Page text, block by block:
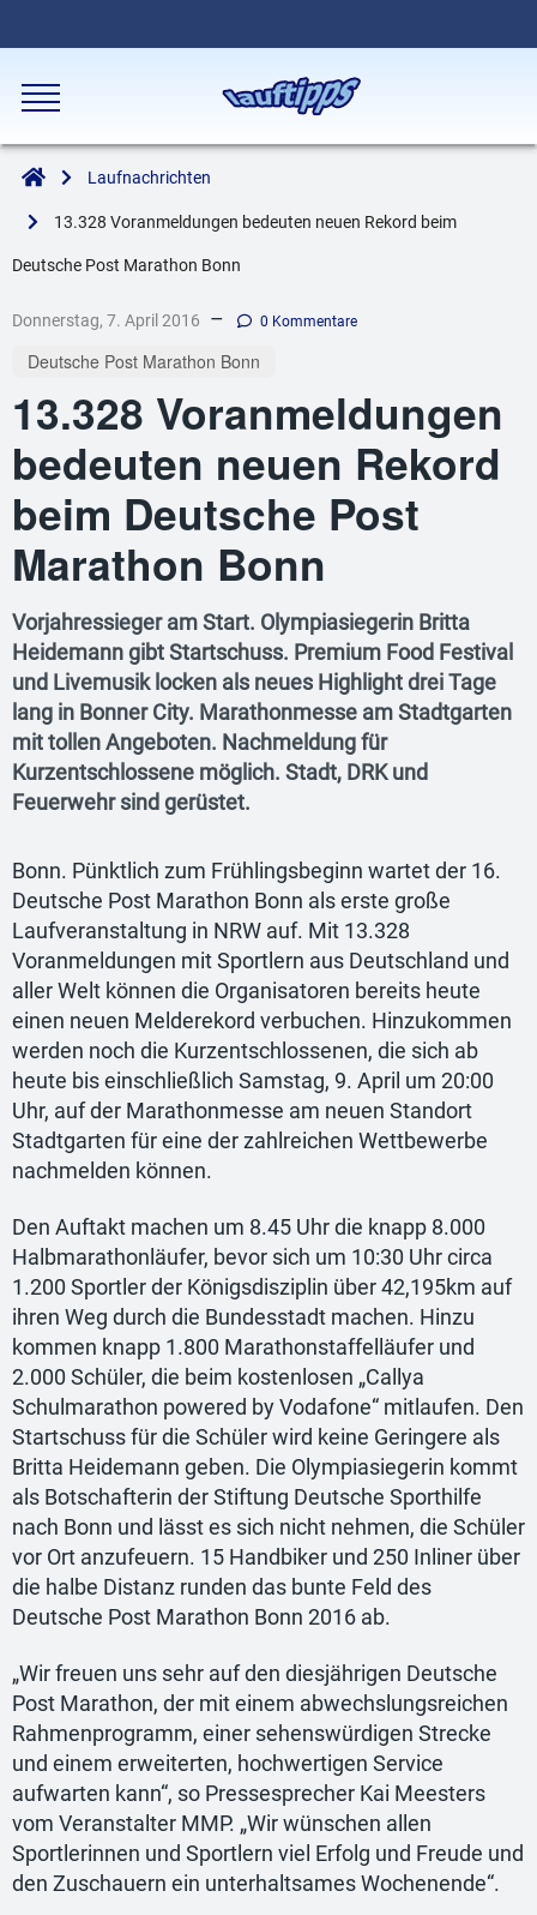
Laufnachrichten
13.328 Voranmeldungen bedeuten neuen Rekord beim
Deutsche Post Marathon Bonn
Donnerstag, 7. April 2016 – 0 Kommentare
Deutsche Post Marathon Bonn
13.328 Voranmeldungen
bedeuten neuen Rekord
beim Deutsche Post
Marathon Bonn
Vorjahressieger am Start. Olympiasiegerin Britta
Heidemann gibt Startschuss. Premium Food Festival
und Livemusik locken als neues Highlight drei Tage
lang in Bonner City. Marathonmesse am Stadtgarten
mit tollen Angeboten. Nachmeldung für
Kurzentschlossene möglich. Stadt, DRK und
Feuerwehr sind gerüstet.
Bonn. Pünktlich zum Frühlingsbeginn wartet der 16.
Deutsche Post Marathon Bonn als erste große
Laufveranstaltung in NRW auf. Mit 13.328
Voranmeldungen mit Sportlern aus Deutschland und
aller Welt können die Organisatoren bereits heute
einen neuen Melderekord verbuchen. Hinzukommen
werden noch die Kurzentschlossenen, die sich ab
heute bis einschließlich Samstag, 9. April um 20:00
Uhr, auf der Marathonmesse am neuen Standort
Stadtgarten für eine der zahlreichen Wettbewerbe
nachmelden können.
Den Auftakt machen um 8.45 Uhr die knapp 8.000
Halbmarathonläufer, bevor sich um 10:30 Uhr circa
1.200 Sportler der Königsdisziplin über 42,195km auf
ihren Weg durch die Bundesstadt machen. Hinzu
kommen knapp 1.800 Marathonstaffelläufer und
2.000 Schüler, die beim kostenlosen „Callya
Schulmarathon powered by Vodafone“ mitlaufen. Den
Startschuss für die Schüler wird keine Geringere als
Britta Heidemann geben. Die Olympiasiegerin kommt
als Botschafterin der Stiftung Deutsche Sporthilfe
nach Bonn und lässt es sich nicht nehmen, die Schüler
vor Ort anzufeuern. 15 Handbiker und 250 Inliner über
die halbe Distanz runden das bunte Feld des
Deutsche Post Marathon Bonn 2016 ab.
„Wir freuen uns sehr auf den diesjährigen Deutsche
Post Marathon, der mit einem abwechslungsreichen
Rahmenprogramm, einer sehenswürdigen Strecke
und einem erweiterten, hochwertigen Service
aufwarten kann“, so Pressesprecher Kai Meesters
vom Veranstalter MMP. „Wir wünschen allen
Sportlerinnen und Sportlern viel Erfolg und Freude und
den Zuschauern ein unterhaltsames Wochenende“.